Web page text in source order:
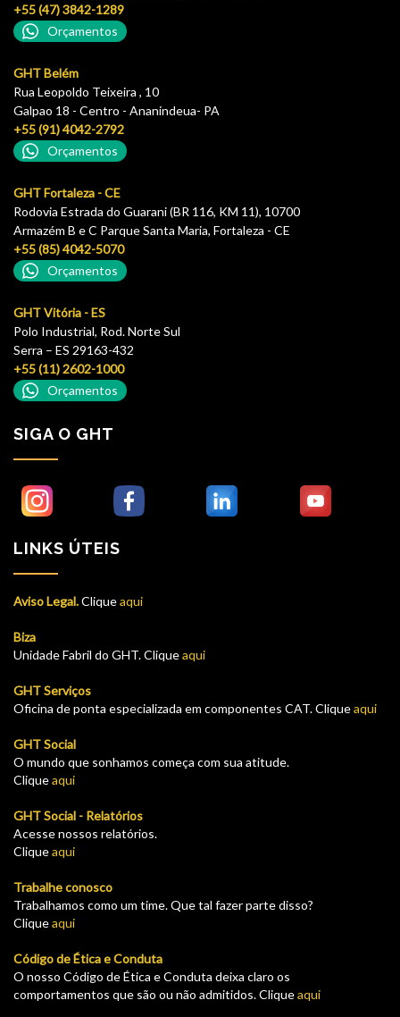
+55 (47) 3842-1289
Orçamentos
GHT Belém
Rua Leopoldo Teixeira , 10
Galpao 18 - Centro - Ananindeua- PA
+55 (91) 4042-2792
Orçamentos
GHT Fortaleza - CE
Rodovia Estrada do Guarani (BR 116, KM 11), 10700
Armazém B e C Parque Santa Maria, Fortaleza - CE
+55 (85) 4042-5070
Orçamentos
GHT Vitória - ES
Polo Industrial, Rod. Norte Sul
Serra – ES 29163-432
+55 (11) 2602-1000
Orçamentos
SIGA O GHT
LINKS ÚTEIS
Aviso Legal.Cliqueaqui
Biza
Unidade Fabril do GHT. Cliqueaqui
GHT Serviços
Oficina de ponta especializada em componentes CAT. Cliqueaqui
GHT Social
O mundo que sonhamos começa com sua atitude.
Cliqueaqui
GHT Social - Relatórios
Acesse nossos relatórios.
Cliqueaqui
Trabalhe conosco
Trabalhamos como um time. Que tal fazer parte disso?
Cliqueaqui
Código de Ética e Conduta
O nosso Código de Ética e Conduta deixa claro os
comportamentos que são ou não admitidos. Cliqueaqui